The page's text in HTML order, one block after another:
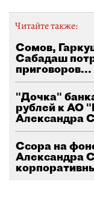
Читайте также:
Сомов,
Сабадаш
приговоров...
"Дочка"
рублей к АО
Александра
Ссора на
Александра